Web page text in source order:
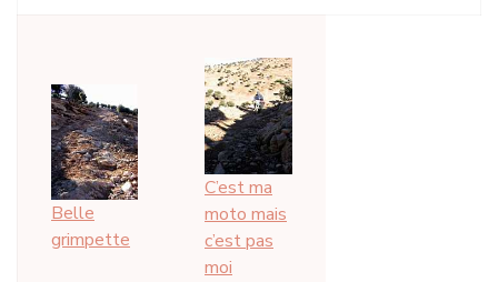
Belle
grimpette
C’est ma
moto mais
c’est pas
moi